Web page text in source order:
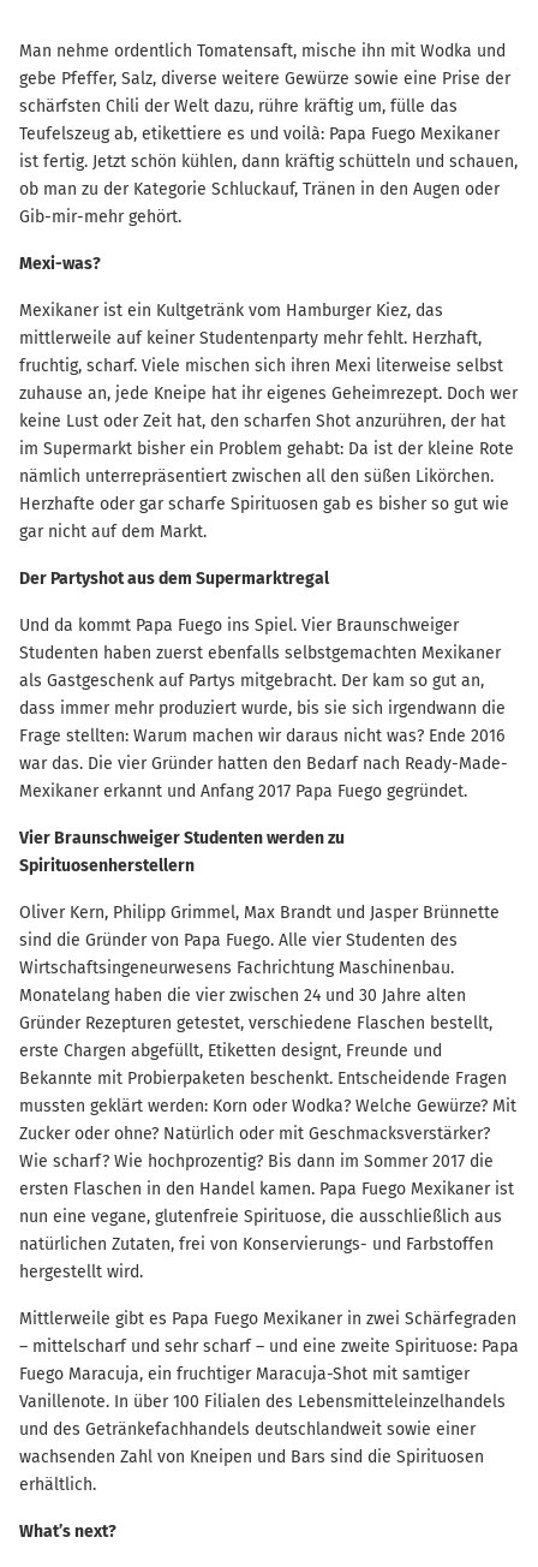
Man nehme ordentlich Tomatensaft, mische ihn mit Wodka und
gebe Pfeffer, Salz, diverse weitere Gewürze sowie eine Prise der
schärfsten Chili der Welt dazu, rühre kräftig um, fülle das
Teufelszeug ab, etikettiere es und voilà: Papa Fuego Mexikaner
ist fertig. Jetzt schön kühlen, dann kräftig schütteln und schauen,
ob man zu der Kategorie Schluckauf, Tränen in den Augen oder
Gib-mir-mehr gehört.
Mexi-was?
Mexikaner ist ein Kultgetränk vom Hamburger Kiez, das
mittlerweile auf keiner Studentenparty mehr fehlt. Herzhaft,
fruchtig, scharf. Viele mischen sich ihren Mexi literweise selbst
zuhause an, jede Kneipe hat ihr eigenes Geheimrezept. Doch wer
keine Lust oder Zeit hat, den scharfen Shot anzurühren, der hat
im Supermarkt bisher ein Problem gehabt: Da ist der kleine Rote
nämlich unterrepräsentiert zwischen all den süßen Likörchen.
Herzhafte oder gar scharfe Spirituosen gab es bisher so gut wie
gar nicht auf dem Markt.
Der Partyshot aus dem Supermarktregal
Und da kommt Papa Fuego ins Spiel. Vier Braunschweiger
Studenten haben zuerst ebenfalls selbstgemachten Mexikaner
als Gastgeschenk auf Partys mitgebracht. Der kam so gut an,
dass immer mehr produziert wurde, bis sie sich irgendwann die
Frage stellten: Warum machen wir daraus nicht was? Ende 2016
war das. Die vier Gründer hatten den Bedarf nach Ready-Made-
Mexikaner erkannt und Anfang 2017 Papa Fuego gegründet.
Vier Braunschweiger Studenten werden zu
Spirituosenherstellern
Oliver Kern, Philipp Grimmel, Max Brandt und Jasper Brünnette
sind die Gründer von Papa Fuego. Alle vier Studenten des
Wirtschaftsingeneurwesens Fachrichtung Maschinenbau.
Monatelang haben die vier zwischen 24 und 30 Jahre alten
Gründer Rezepturen getestet, verschiedene Flaschen bestellt,
erste Chargen abgefüllt, Etiketten designt, Freunde und
Bekannte mit Probierpaketen beschenkt. Entscheidende Fragen
mussten geklärt werden: Korn oder Wodka? Welche Gewürze? Mit
Zucker oder ohne? Natürlich oder mit Geschmacksverstärker?
Wie scharf? Wie hochprozentig? Bis dann im Sommer 2017 die
ersten Flaschen in den Handel kamen. Papa Fuego Mexikaner ist
nun eine vegane, glutenfreie Spirituose, die ausschließlich aus
natürlichen Zutaten, frei von Konservierungs- und Farbstoffen
hergestellt wird.
Mittlerweile gibt es Papa Fuego Mexikaner in zwei Schärfegraden
– mittelscharf und sehr scharf – und eine zweite Spirituose: Papa
Fuego Maracuja, ein fruchtiger Maracuja-Shot mit samtiger
Vanillenote. In über 100 Filialen des Lebensmitteleinzelhandels
und des Getränkefachhandels deutschlandweit sowie einer
wachsenden Zahl von Kneipen und Bars sind die Spirituosen
erhältlich.
What’s next?